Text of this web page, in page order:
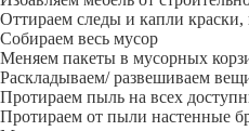
Оттираем следы и капли краски,
Собираем весь мусор
Меняем пакеты в мусорных
Раскладываем/ развешиваем
Протираем пыль на всех
Протираем от пыли настенные